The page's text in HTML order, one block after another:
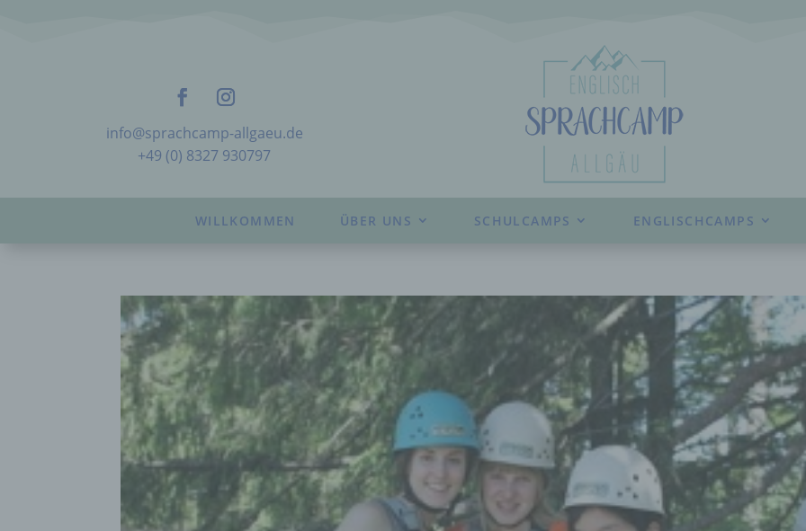
info@sprachcamp-allgaeu.de
+49 (0) 8327 930797
WILLKOMMEN ÜBER UNS SCHULCAMPS ENGLISCHCAMPS